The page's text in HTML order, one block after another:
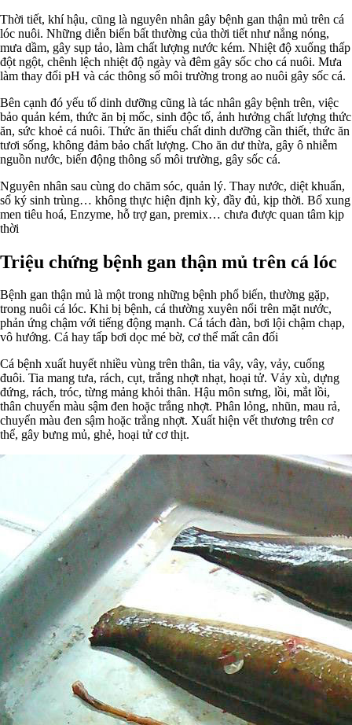
Thời tiết, khí hậu, cũng là nguyên nhân gây bệnh gan thận mủ trên cá
lóc nuôi. Những diễn biến bất thường của thời tiết như nắng nóng,
mưa dầm, gây sụp tảo, làm chất lượng nước kém. Nhiệt độ xuống thấp
đột ngột, chênh lệch nhiệt độ ngày và đêm gây sốc cho cá nuôi. Mưa
làm thay đổi pH và các thông số môi trường trong ao nuôi gây sốc cá.
Bên cạnh đó yếu tố dinh dưỡng cũng là tác nhân gây bệnh trên, việc
bảo quản kém, thức ăn bị mốc, sinh độc tố, ảnh hưởng chất lượng thức
ăn, sức khoẻ cá nuôi. Thức ăn thiếu chất dinh dưỡng cần thiết, thức ăn
tươi sống, không đảm bảo chất lượng. Cho ăn dư thừa, gây ô nhiễm
nguồn nước, biến động thông số môi trường, gây sốc cá.
Nguyên nhân sau cùng do chăm sóc, quản lý. Thay nước, diệt khuẩn,
sổ ký sinh trùng… không thực hiện định kỳ, đầy đủ, kịp thời. Bổ xung
men tiêu hoá, Enzyme, hỗ trợ gan, premix… chưa được quan tâm kịp
thời
Triệu chứng bệnh gan thận mủ trên cá lóc
Bệnh gan thận mủ là một trong những bệnh phổ biến, thường gặp,
trong nuôi cá lóc. Khi bị bệnh, cá thường xuyên nổi trên mặt nước,
phản ứng chậm với tiếng động mạnh. Cá tách đàn, bơi lội chậm chạp,
vô hướng. Cá hay tấp bơi dọc mé bờ, cơ thể mất cân đối
Cá bệnh xuất huyết nhiều vùng trên thân, tia vây, vây, vảy, cuống
đuôi. Tia mang tưa, rách, cụt, trắng nhợt nhạt, hoại tử. Vảy xù, dựng
đứng, rách, tróc, từng mảng khỏi thân. Hậu môn sưng, lồi, mắt lồi,
thân chuyển màu sậm đen hoặc trắng nhợt. Phân lỏng, nhũn, mau rả,
chuyển màu đen sậm hoặc trắng nhợt. Xuất hiện vết thương trên cơ
thể, gây bưng mủ, ghẻ, hoại tử cơ thịt.